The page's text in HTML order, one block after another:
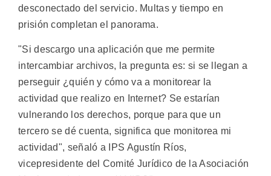
desconectado del servicio. Multas y tiempo en
prisión completan el panorama.
"Si descargo una aplicación que me permite
intercambiar archivos, la pregunta es: si se llegan a
perseguir ¿quién y cómo va a monitorear la
actividad que realizo en Internet? Se estarían
vulnerando los derechos, porque para que un
tercero se dé cuenta, significa que monitorea mi
actividad", señaló a IPS Agustín Ríos,
vicepresidente del Comité Jurídico de la Asociación